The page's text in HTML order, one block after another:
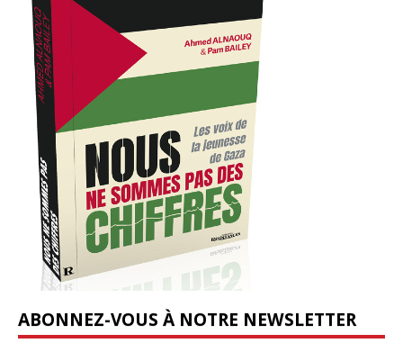
ABONNEZ-VOUS À NOTRE NEWSLETTER